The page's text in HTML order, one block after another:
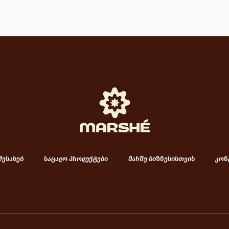
საცალო პროდუქტები მარშე ბიზნესისთვის